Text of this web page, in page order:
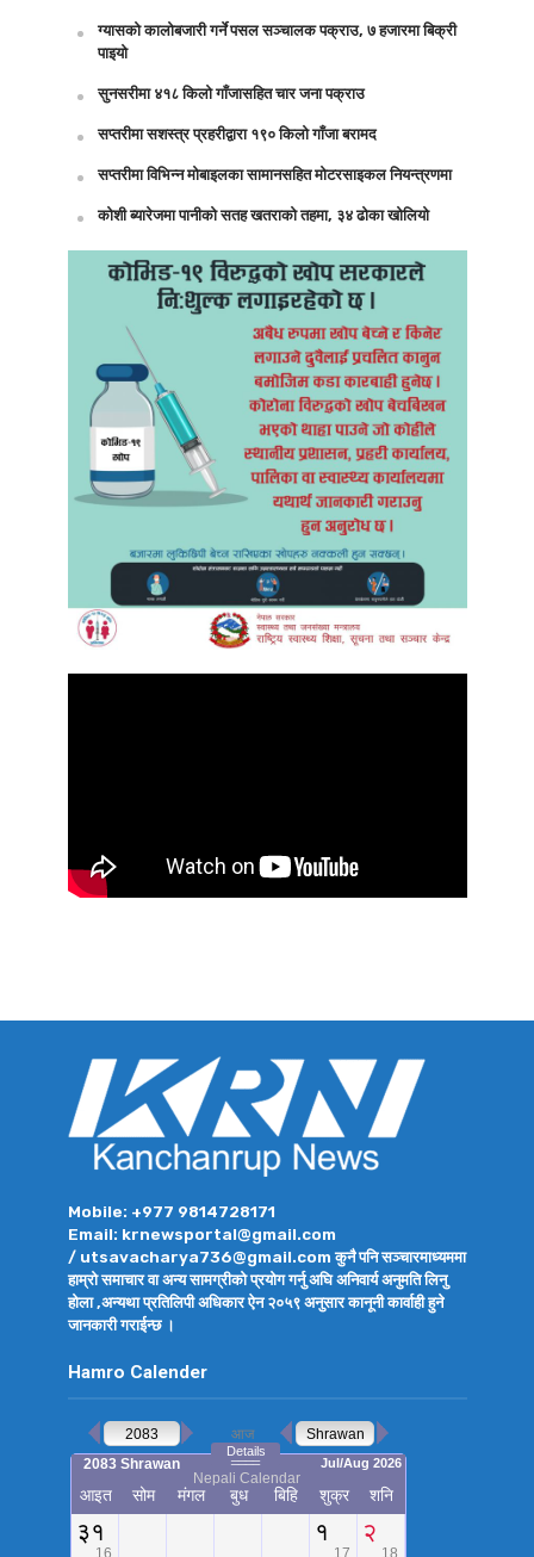
ग्यासको कालोबजारी गर्ने पसल सञ्चालक पक्राउ, ७ हजारमा बिक्री
पाइयो
सुनसरीमा ४१८ किलो गाँजासहित चार जना पक्राउ
सप्तरीमा सशस्त्र प्रहरीद्वारा १९० किलो गाँजा बरामद
सप्तरीमा विभिन्न मोबाइलका सामानसहित मोटरसाइकल नियन्त्रणमा
कोशी ब्यारेजमा पानीको सतह खतराको तहमा, ३४ ढोका खोलियो
Mobile: +977 9814728171
Email: krnewsportal@gmail.com
/ utsavacharya736@gmail.com कुनै पनि सञ्चारमाध्यममा
हाम्रो समाचार वा अन्य सामग्रीको प्रयोग गर्नु अघि अनिवार्य अनुमति लिनु
होला ,अन्यथा प्रतिलिपी अधिकार ऐन २०५९ अनुसार कानूनी कार्वाही हुने
जानकारी गराईन्छ ।
Hamro Calender